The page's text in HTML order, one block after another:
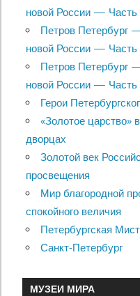
новой России — Часть
Петров Петербург
новой России — Часть
Петров Петербург
новой России — Часть
Герои
«Золотое царство»
дворцах
Золотой век
просвещения
Мир благородной
спокойного величия
Петербургская
Санкт-Петербург
МУЗЕИ МИРА